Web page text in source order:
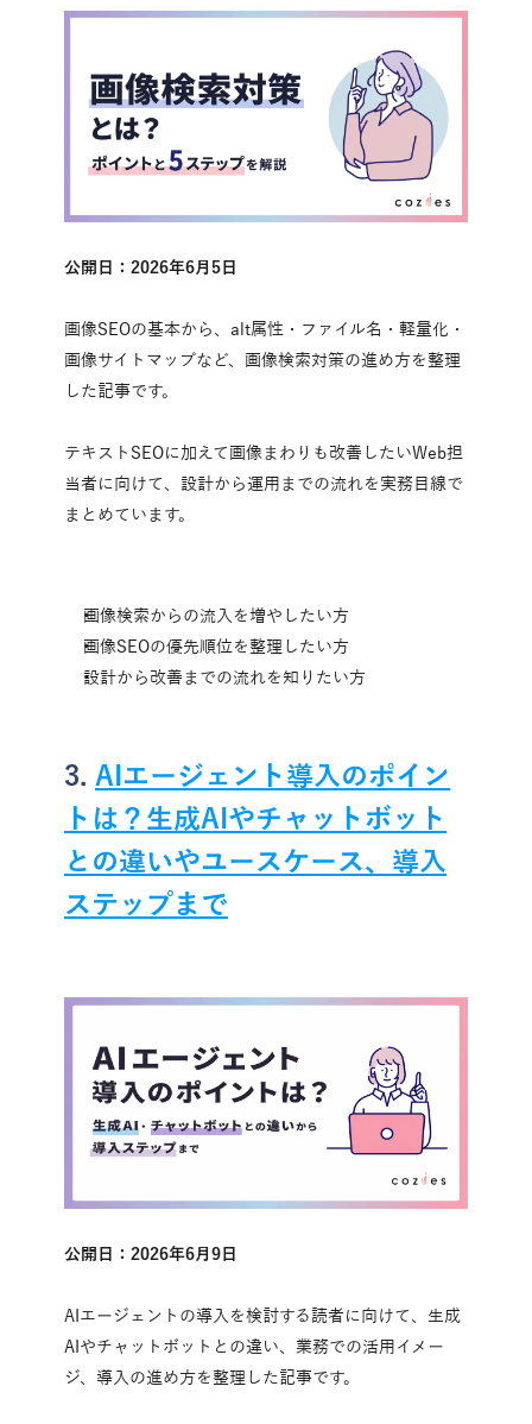
公開日：2026年6月5日
画像SEOの基本から、alt属性・ファイル名・軽量化・
画像サイトマップなど、画像検索対策の進め方を整理
した記事です。
テキストSEOに加えて画像まわりも改善したいWeb担
当者に向けて、設計から運用までの流れを実務目線で
まとめています。
画像検索からの流入を増やしたい方
画像SEOの優先順位を整理したい方
設計から改善までの流れを知りたい方
3. AIエージェント導入のポイン
トは？生成AIやチャットボット
との違いやユースケース、導入
ステップまで
公開日：2026年6月9日
AIエージェントの導入を検討する読者に向けて、生成
AIやチャットボットとの違い、業務での活用イメー
ジ、導入の進め方を整理した記事です。